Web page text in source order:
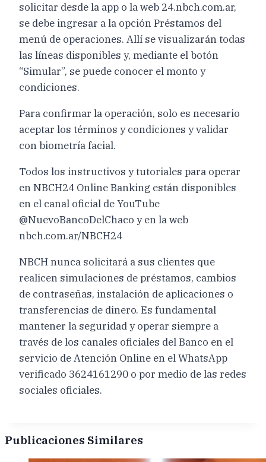
solicitar desde la app o la web 24.nbch.com.ar,
se debe ingresar a la opción Préstamos del
menú de operaciones. Allí se visualizarán todas
las líneas disponibles y, mediante el botón
“Simular”, se puede conocer el monto y
condiciones.
Para confirmar la operación, solo es necesario
aceptar los términos y condiciones y validar
con biometría facial.
Todos los instructivos y tutoriales para operar
en NBCH24 Online Banking están disponibles
en el canal oficial de YouTube
@NuevoBancoDelChaco y en la web
nbch.com.ar/NBCH24
NBCH nunca solicitará a sus clientes que
realicen simulaciones de préstamos, cambios
de contraseñas, instalación de aplicaciones o
transferencias de dinero. Es fundamental
mantener la seguridad y operar siempre a
través de los canales oficiales del Banco en el
servicio de Atención Online en el WhatsApp
verificado 3624161290 o por medio de las redes
sociales oficiales.
Publicaciones Similares